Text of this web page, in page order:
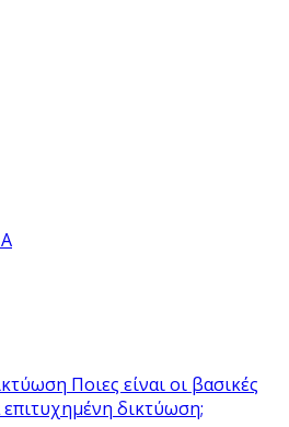
Ποιες είναι οι βασικές
δικτύωση;